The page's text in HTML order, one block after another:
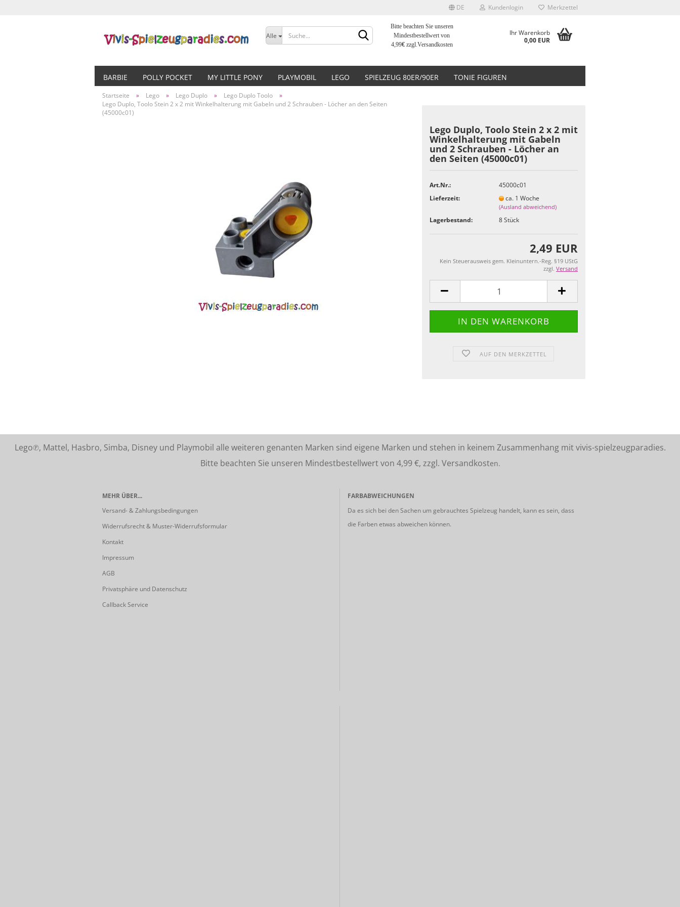
DE
Sprache auswählen
Lieferland
Kundenlogin
Passwort vergessen?
Merkzettel
Alle
Bitte beachten Sie unseren
Mindestbestellwert von
4,99€zzgl.Versandkosten
Ihr Warenkorb
0,00 EUR
BARBIE POLLY POCKET MY LITTLE PONY PLAYMOBIL LEGO SPIELZEUG 80ER/90ER TONIE FIGUREN
Startseite » Lego » Lego Duplo » Lego Duplo Toolo
»
Lego Duplo, Toolo Stein 2 x 2 mit Winkelhalterung mit Gabeln und 2 Schrauben - Löcher an den Seiten
(45000c01)
Lego Duplo, Toolo Stein 2 x 2 mit
Winkelhalterung mit Gabeln
und 2 Schrauben - Löcher an
den Seiten (45000c01)
Art.Nr.:
45000c01
Lieferzeit:
ca. 1 Woche
(Ausland abweichend)
Lagerbestand: 8Stück
2,49 EUR
Kein Steuerausweis gem. Kleinuntern.-Reg. §19 UStG
zzgl. Versand
AUF DEN MERKZETTEL
Lego℗, Mattel, Hasbro, Simba, Disney und Playmobil alle weiteren genanten Marken sind eigene Marken und stehen in keinem Zusammenhang mit vivis-spielzeugparadies.
Bitte beachten Sie unseren Mindestbestellwert von 4,99 €, zzgl. Versandkosten.
MEHR ÜBER...
Versand- & Zahlungsbedingungen
Widerrufsrecht & Muster-Widerrufsformular
Kontakt
Impressum
AGB
Privatsphäre und Datenschutz
Callback Service
FARBABWEICHUNGEN
Da es sich bei den Sachen um gebrauchtes Spielzeug handelt, kann es sein, dass
die Farben etwas abweichen können.